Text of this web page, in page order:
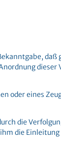
daß
dieser
oder eines
die
die